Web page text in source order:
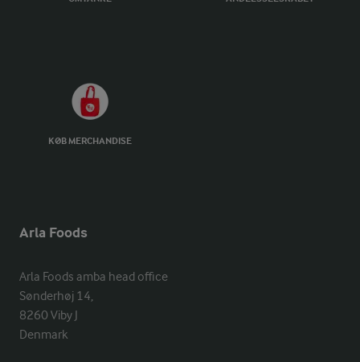
KØB MERCHANDISE
Arla Foods
Arla Foods amba head office
Sønderhøj 14,
8260 Viby J
Denmark